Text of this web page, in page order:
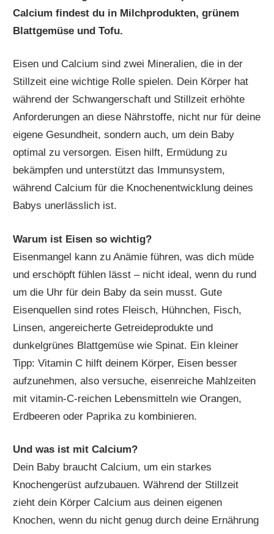
Calcium findest du in Milchprodukten, grünem
Blattgemüse und Tofu.
Eisen und Calcium sind zwei Mineralien, die in der
Stillzeit eine wichtige Rolle spielen. Dein Körper hat
während der Schwangerschaft und Stillzeit erhöhte
Anforderungen an diese Nährstoffe, nicht nur für deine
eigene Gesundheit, sondern auch, um dein Baby
optimal zu versorgen. Eisen hilft, Ermüdung zu
bekämpfen und unterstützt das Immunsystem,
während Calcium für die Knochenentwicklung deines
Babys unerlässlich ist.
Warum ist Eisen so wichtig?
Eisenmangel kann zu Anämie führen, was dich müde
und erschöpft fühlen lässt – nicht ideal, wenn du rund
um die Uhr für dein Baby da sein musst. Gute
Eisenquellen sind rotes Fleisch, Hühnchen, Fisch,
Linsen, angereicherte Getreideprodukte und
dunkelgrünes Blattgemüse wie Spinat. Ein kleiner
Tipp: Vitamin C hilft deinem Körper, Eisen besser
aufzunehmen, also versuche, eisenreiche Mahlzeiten
mit vitamin-C-reichen Lebensmitteln wie Orangen,
Erdbeeren oder Paprika zu kombinieren.
Und was ist mit Calcium?
Dein Baby braucht Calcium, um ein starkes
Knochengerüst aufzubauen. Während der Stillzeit
zieht dein Körper Calcium aus deinen eigenen
Knochen, wenn du nicht genug durch deine Ernährung